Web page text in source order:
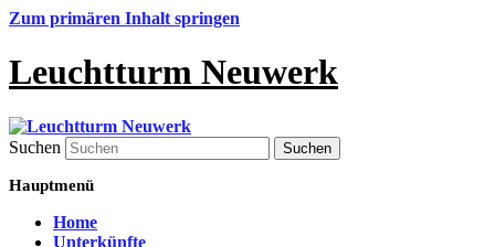
Zum primären Inhalt springen
Leuchtturm Neuwerk
Suchen
Hauptmenü
Home
Unterkünfte